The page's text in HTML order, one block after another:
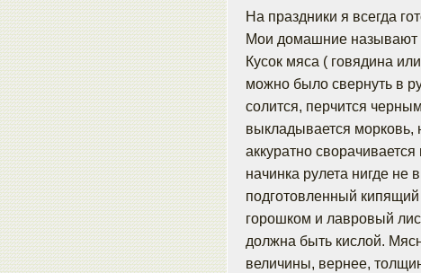
На праздники я всегда
Мои домашние называют
Кусок мяса ( говядина
можно было свернуть в
солится, перчится
выкладывается морковь,
аккуратно
начинка рулета нигде не
подготовленный
горошком и лавровый
должна быть кислой.
величины, вернее,